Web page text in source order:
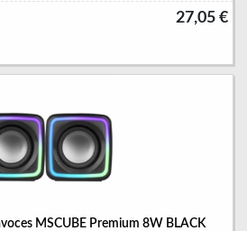
27,05 €
MSCUBE Premium 8W BLACK